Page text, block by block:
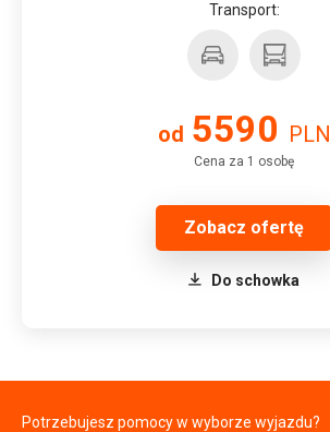
od 5590 PLN
Cena za 1 osobę
Transport:
Zobacz ofertę
Do schowka
Potrzebujesz pomocy w wyborze wyjazdu?